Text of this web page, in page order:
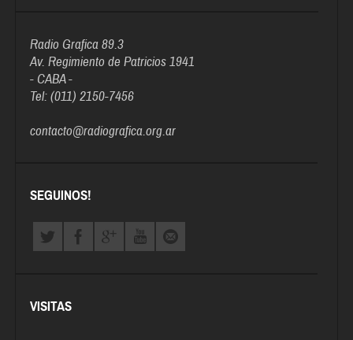
Radio Grafica 89.3
Av. Regimiento de Patricios 1941
- CABA -
Tel: (011) 2150-7456
contacto@radiografica.org.ar
SEGUINOS!
VISITAS